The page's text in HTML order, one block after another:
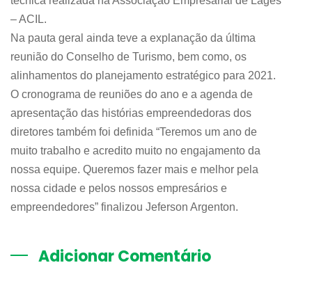
– ACIL.
Na pauta geral ainda teve a explanação da última
reunião do Conselho de Turismo, bem como, os
alinhamentos do planejamento estratégico para 2021.
O cronograma de reuniões do ano e a agenda de
apresentação das histórias empreendedoras dos
diretores também foi definida “Teremos um ano de
muito trabalho e acredito muito no engajamento da
nossa equipe. Queremos fazer mais e melhor pela
nossa cidade e pelos nossos empresários e
empreendedores” finalizou Jeferson Argenton.
Adicionar Comentário